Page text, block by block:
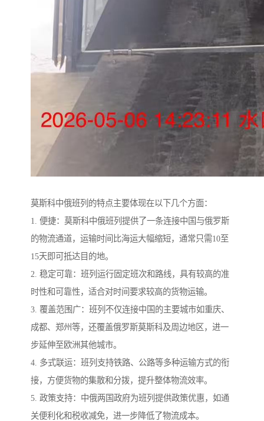
莫斯科中俄班列的特点主要体现在以下几个方面：
1. 便捷：莫斯科中俄班列提供了一条连接中国与俄罗斯
的物流通道，运输时间比海运大幅缩短，通常只需10至
15天即可抵达目的地。
2. 稳定可靠：班列运行固定班次和路线，具有较高的准
时性和可靠性，适合对时间要求较高的货物运输。
3. 覆盖范围广：班列不仅连接中国的主要城市如重庆、
成都、郑州等，还覆盖俄罗斯莫斯科及周边地区，进一
步延伸至欧洲其他城市。
4. 多式联运：班列支持铁路、公路等多种运输方式的衔
接，方便货物的集散和分拨，提升整体物流效率。
5. 政策支持：中俄两国政府为班列提供政策优惠，如通
关便利化和税收减免，进一步降低了物流成本。